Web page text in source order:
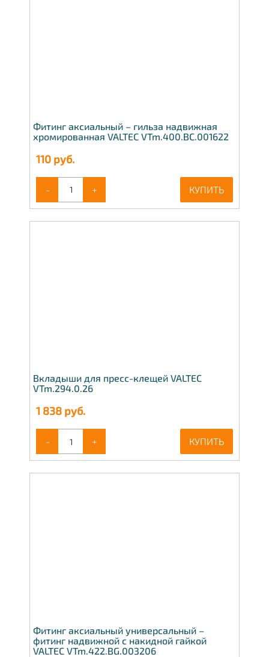
Фитинг аксиальный – гильза надвижная
хромированная VALTEC VTm.400.BC.001622
110 руб.
- + КУПИТЬ
Вкладыши для пресс-клещей VALTEC
VTm.294.0.26
1 838 руб.
- + КУПИТЬ
Фитинг аксиальный универсальный –
фитинг надвижной с накидной гайкой
VALTEC VTm.422.BG.003206